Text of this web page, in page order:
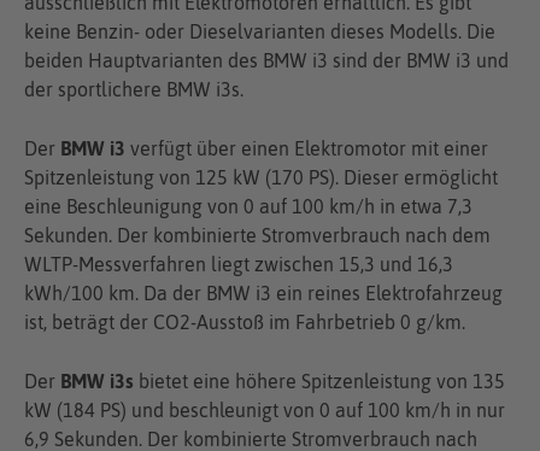
keine Benzin- oder Dieselvarianten dieses Modells. Die
beiden Hauptvarianten des BMW i3 sind der BMW i3 und
der sportlichere BMW i3s.
Der BMW i3 verfügt über einen Elektromotor mit einer
Spitzenleistung von 125 kW (170 PS). Dieser ermöglicht
eine Beschleunigung von 0 auf 100 km/h in etwa 7,3
Sekunden. Der kombinierte Stromverbrauch nach dem
WLTP-Messverfahren liegt zwischen 15,3 und 16,3
kWh/100 km. Da der BMW i3 ein reines Elektrofahrzeug
ist, beträgt der CO2-Ausstoß im Fahrbetrieb 0 g/km.
Der BMW i3s bietet eine höhere Spitzenleistung von 135
kW (184 PS) und beschleunigt von 0 auf 100 km/h in nur
6,9 Sekunden. Der kombinierte Stromverbrauch nach